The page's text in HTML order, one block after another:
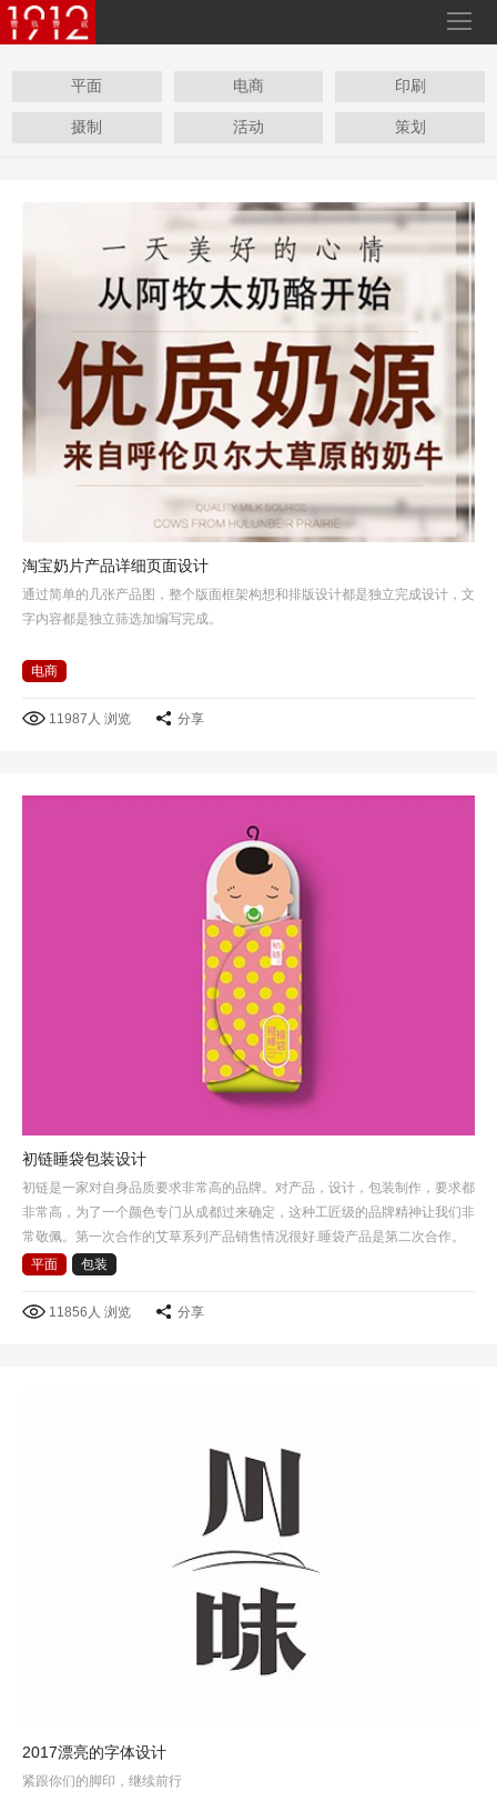
平面 电商 印刷
摄制 活动 策划
淘宝奶片产品详细页面设计
通过简单的几张产品图，整个版面框架构想和排版设计都是独立完成设计，文
字内容都是独立筛选加编写完成。
电商
11987人 浏览 分享
初链睡袋包装设计
初链是一家对自身品质要求非常高的品牌。对产品，设计，包装制作，要求都
非常高，为了一个颜色专门从成都过来确定，这种工匠级的品牌精神让我们非
常敬佩。第一次合作的艾草系列产品销售情况很好.睡袋产品是第二次合作。
这次选择了睡袋包裹方式作为产品包装创意的出发点，把睡…
平面 包装
11856人 浏览 分享
2017漂亮的字体设计
紧跟你们的脚印，继续前行